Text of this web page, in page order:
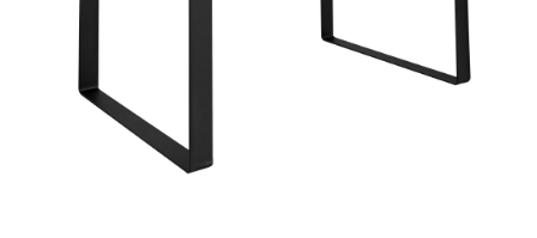
Ντουλάπες
Τουαλέτες